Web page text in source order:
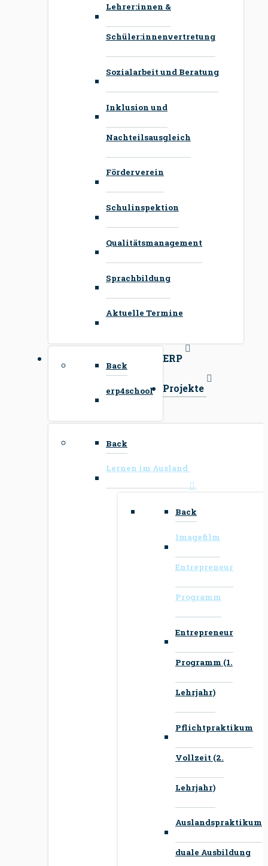
Lehrer:innen &
Schüler:innenvertretung
Sozialarbeit und Beratung
Inklusion und
Nachteilsausgleich
Förderverein
Schulinspektion
Qualitätsmanagement
Sprachbildung
Aktuelle Termine
ERP
Back
erp4school Projekte
Back
Lernen im Ausland
Back
Imagefilm
Entrepreneur
Programm
Entrepreneur
Programm (1.
Lehrjahr)
Pflichtpraktikum
Vollzeit (2.
Lehrjahr)
Auslandspraktikum
duale Ausbildung